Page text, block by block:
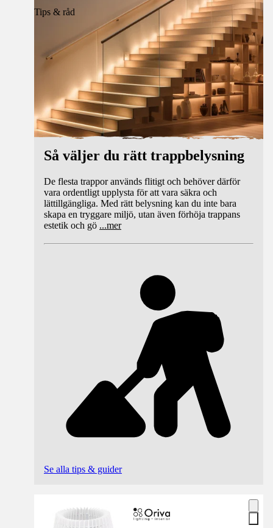
Tips & råd
Så väljer du rätt trappbelysning
De flesta trappor används flitigt och behöver därför
vara ordentligt upplysta för att vara säkra och
lättillgängliga. Med rätt belysning kan du inte bara
skapa en tryggare miljö, utan även förhöja trappans
estetik och gö ...mer
Se alla tips & guider